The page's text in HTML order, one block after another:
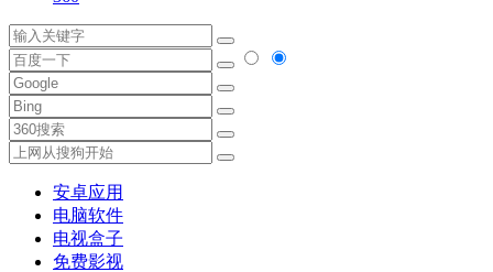
安卓应用
电脑软件
电视盒子
免费影视